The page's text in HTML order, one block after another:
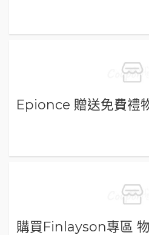
Epionce 贈送免費禮
購買Finlayson專區